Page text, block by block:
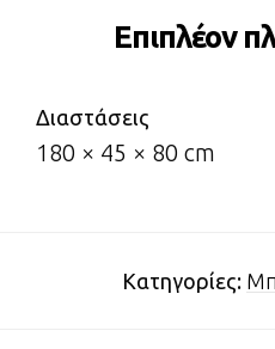
Επιπλέον
Διαστάσεις
180 × 45 × 80 cm
Κατηγορίες: